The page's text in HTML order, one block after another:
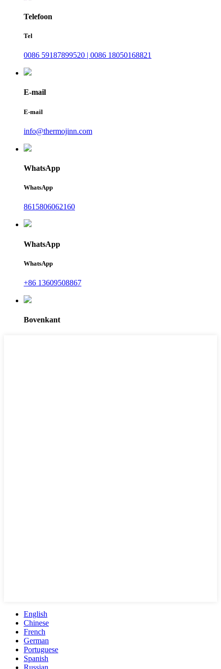
Telefoon
Tel
0086 59187899520 | 0086 18050168821
E-mail
E-mail
info@thermojinn.com
WhatsApp
WhatsApp
8615806062160
WhatsApp
WhatsApp
+86 13609508867
Bovenkant
English
Chinese
French
German
Portuguese
Spanish
Russian